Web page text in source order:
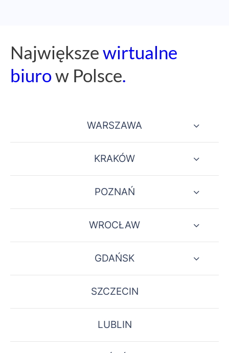
Największewirtualne
biurow Polsce.
WARSZAWA
KRAKÓW
POZNAŃ
WROCŁAW
GDAŃSK
SZCZECIN
LUBLIN